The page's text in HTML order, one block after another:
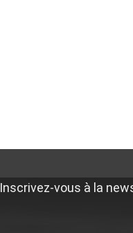
Inscrivez-vous à la